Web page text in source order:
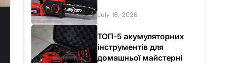
July 16, 2026
ТОП-5 акумуляторних
інструментів для
домашньої майстерні